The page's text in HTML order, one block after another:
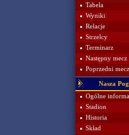
Tabela
Wyniki
Relacje
Strzelcy
Terminarz
Następny mecz
Poprzedni mecz
Nasza
Ogólne
Stadion
Historia
Skład